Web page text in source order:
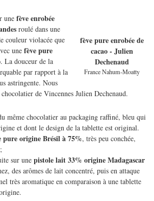
fève pure enrobée de
cacao - Julien
Dechenaud
France Nahum-Moatty
une fève enrobée
roulé dans une
couleur violacée que
une fève pure
. La douceur de la
par rapport à la
astringente. Nous
de Vincennes Julien Dechenaud.
même chocolatier au packaging raffiné, bleu qui
et dont le design de la tablette est original.
pure origine Brésil à 75%, très peu conchée,
sur une pistole lait 33% origine Madagascar
des arômes de lait concentré, puis en attaque
très aromatique en comparaison à une tablette